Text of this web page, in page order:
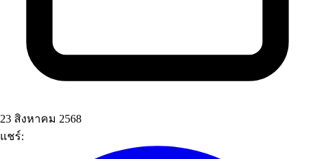
23 สิงหาคม 2568
แชร์: